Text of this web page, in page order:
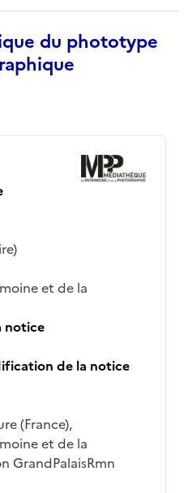
du phototype
et de la
notice
de la notice
(France),
et de la
GrandPalaisRmn